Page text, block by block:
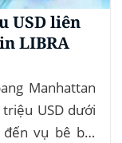
USD liên
LIBRA
Manhattan
USD dưới
đến vụ bê bối